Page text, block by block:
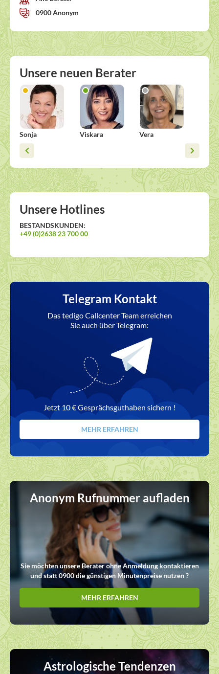
0900 Anonym
Unsere neuen Berater
Sonja Viskara Vera Esther
Unsere Hotlines
BESTANDSKUNDEN:
+49 (0)2638 23 700 00
Telegram Kontakt
Das tedigo Callcenter Team erreichen
Sie auch über Telegram:
Jetzt 10 € Gesprächsguthaben sichern !
MEHR ERFAHREN
Anonym Rufnummer aufladen
Sie möchten unsere Berater ohne Anmeldung kontaktieren
und statt 0900 die günstigen Minutenpreise nutzen ?
MEHR ERFAHREN
Astrologische Tendenzen